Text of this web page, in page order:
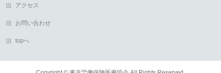
アクセス
お問い合わせ
topへ